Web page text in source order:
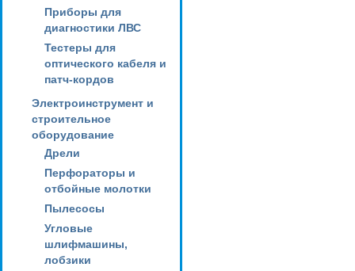
Приборы для
диагностики ЛВС
Тестеры для
оптического кабеля и
патч-кордов
Электроинструмент и
строительное
оборудование
Дрели
Перфораторы и
отбойные молотки
Пылесосы
Угловые
шлифмашины,
лобзики